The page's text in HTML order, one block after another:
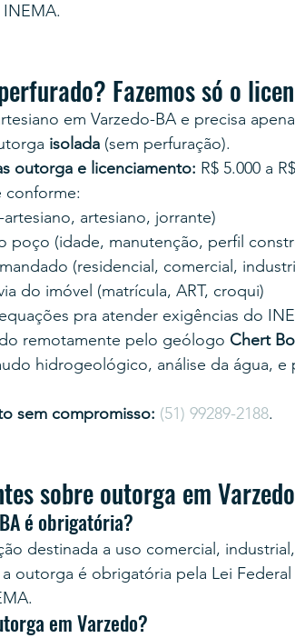
INEMA.
Fazemos só o
em Varzedo-BA e precisa
isolada (sem perfuração).
outorga e licenciamento: R$ 5.000 a
conforme:
artesiano, jorrante)
poço (idade, manutenção, perfil
(residencial, comercial,
do imóvel (matrícula, ART, croqui)
pra atender exigências do
remotamente pelo geólogo Chert
hidrogeológico, análise da água,
sem compromisso: (51) 99289-2188.
sobre outorga em
é obrigatória?
destinada a uso comercial,
outorga é obrigatória pela Lei Federal
em Varzedo?